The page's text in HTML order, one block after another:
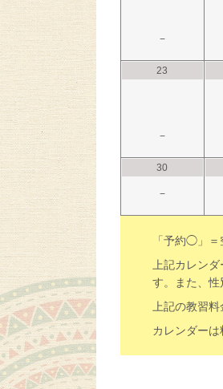
−
23
−
30
−
「予約◯」
上記カレン
す。また、性
上記の教習
カレンダーは